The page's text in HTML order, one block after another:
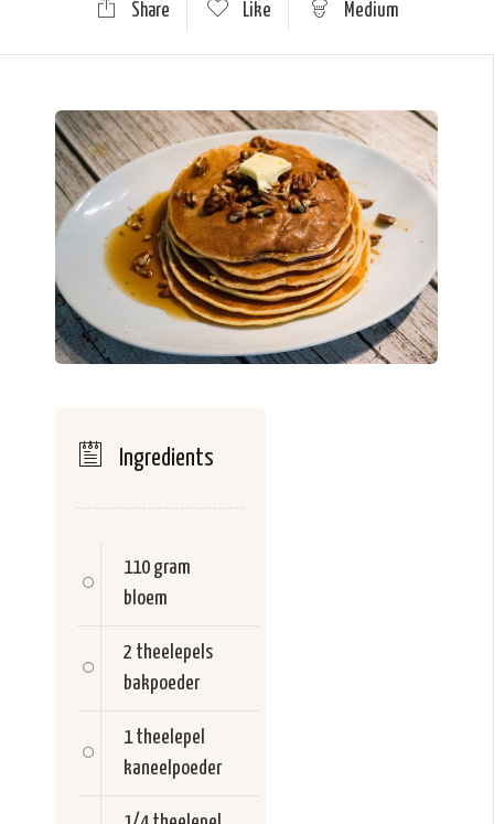
Share Like Medium
Ingredients
110 gram
bloem
2 theelepels
bakpoeder
1 theelepel
kaneelpoeder